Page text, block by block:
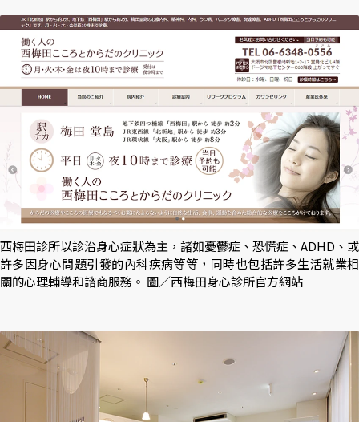
西梅田診所以診治身心症狀為主，諸如憂鬱症、恐慌症、ADHD、或
許多因身心問題引發的內科疾病等等，同時也包括許多生活就業相
關的心理輔導和諮商服務。 圖／西梅田身心診所官方網站